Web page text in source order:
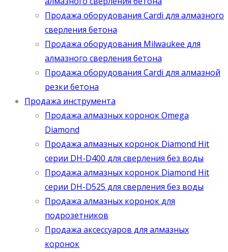
Продажа оборудования Cardi для алмазного
сверления бетона
Продажа оборудования Milwaukee для
алмазного сверления бетона
Продажа оборудования Cardi для алмазной
резки бетона
Продажа инструмента
Продажа алмазных коронок Omega
Diamond
Продажа алмазных коронок Diamond Hit
серии DH-D400 для сверления без воды
Продажа алмазных коронок Diamond Hit
серии DH-D525 для сверления без воды
Продажа алмазных коронок для
подрозетников
Продажа аксессуаров для алмазных
коронок